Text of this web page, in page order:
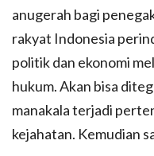
anugerah bagi
rakyat Indonesia
politik dan ekonomi
hukum. Akan bisa
manakala terjadi
kejahatan. Kemudian